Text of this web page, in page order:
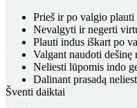
Prieš ir po valgio plauti
Nevalgyti ir negerti
Plauti indus iškart po
Valgant naudoti dešinę
Neliesti lūpomis indo
Dalinant prasadą
Šventi daiktai